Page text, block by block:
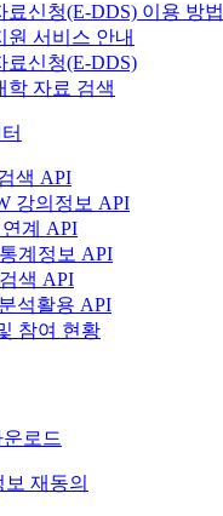
료신청(E-DDS) 이용 방법
원 서비스 안내
료신청(E-DDS)
학 자료 검색
색 API
강의정보 API
계 API
계정보 API
색 API
석활용 API
참여 현황
로드
보 재동의